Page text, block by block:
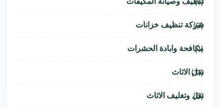
شركة تنظيف خزانات
(9)
مكافحة وابادة الحشرات
(1)
نقل الاثاث
(11)
نقل وتغليف الاثاث
(6)